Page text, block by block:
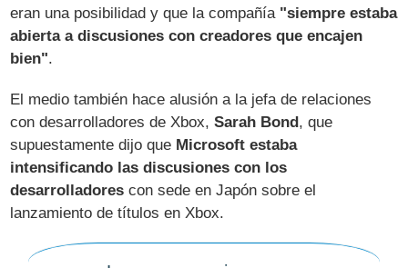
eran una posibilidad y que la compañía "siempre estaba
abierta a discusiones con creadores que encajen
bien".
El medio también hace alusión a la jefa de relaciones
con desarrolladores de Xbox,Sarah Bond, que
supuestamente dijo que Microsoft estaba
intensificando las discusiones con los
desarrolladores con sede en Japón sobre el
lanzamiento de títulos en Xbox.